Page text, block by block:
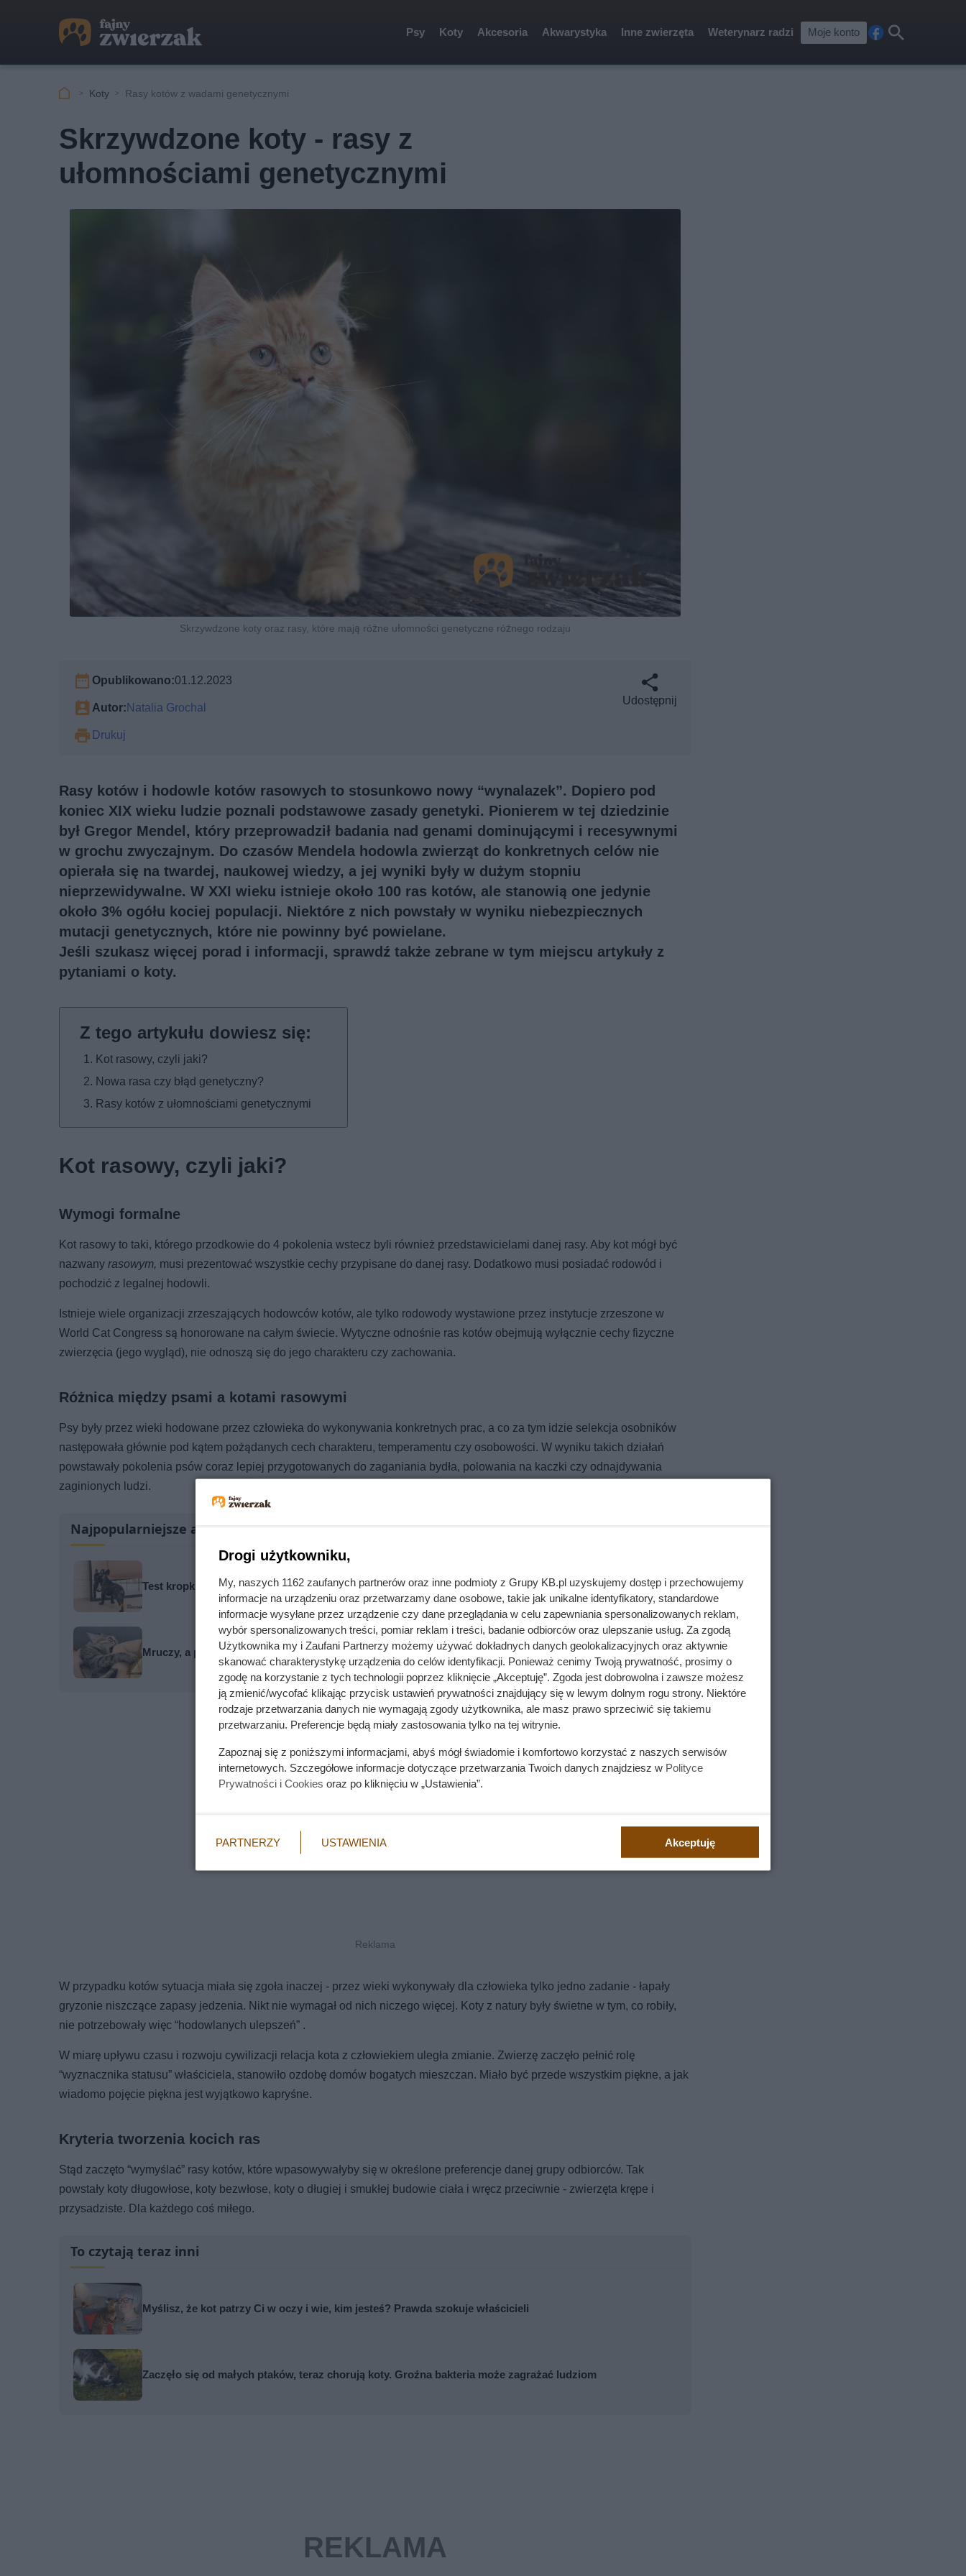
Psy Koty Akcesoria Akwarystyka Inne zwierzęta Weterynarz radzi Moje konto
cebkaj
Koty Rasy kotów z wadami genetycznymi
Skrzywdzone koty - rasy z
ułomnościami genetycznymi
Skrzywdzone koty oraz rasy, które mają różne ułomności genetyczne różnego rodzaju
Opublikowano:01.12.2023
Autor:Natalia Grochal
Drukuj
Udostępnij
Rasy kotów i hodowle kotów rasowych to stosunkowo nowy “wynalazek”. Dopiero pod
koniec XIX wieku ludzie poznali podstawowe zasady genetyki. Pionierem w tej dziedzinie
był Gregor Mendel, który przeprowadził badania nad genami dominującymi i recesywnymi
w grochu zwyczajnym. Do czasów Mendela hodowla zwierząt do konkretnych celów nie
opierała się na twardej, naukowej wiedzy, a jej wyniki były w dużym stopniu
nieprzewidywalne. W XXI wieku istnieje około 100 ras kotów, ale stanowią one jedynie
około 3% ogółu kociej populacji. Niektóre z nich powstały w wyniku niebezpiecznych
mutacji genetycznych, które nie powinny być powielane.
Jeśli szukasz więcej porad i informacji, sprawdź także zebrane w tym miejscu artykuły z
pytaniami o koty.
Kot rasowy, czyli jaki?
Nowa rasa czy błąd genetyczny?
Rasy kotów z ułomnościami genetycznymi
Kot rasowy, czyli jaki?
Wymogi formalne
Kot rasowy to taki, którego przodkowie do 4 pokolenia wstecz byli również przedstawicielami danej rasy. Aby kot mógł być
nazwany rasowym, musi prezentować wszystkie cechy przypisane do danej rasy. Dodatkowo musi posiadać rodowód i
pochodzić z legalnej hodowli.
Istnieje wiele organizacji zrzeszających hodowców kotów, ale tylko rodowody wystawione przez instytucje zrzeszone w
World Cat Congress są honorowane na całym świecie. Wytyczne odnośnie ras kotów obejmują wyłącznie cechy fizyczne
zwierzęcia (jego wygląd), nie odnoszą się do jego charakteru czy zachowania.
Różnica między psami a kotami rasowymi
Psy były przez wieki hodowane przez człowieka do wykonywania konkretnych prac, a co za tym idzie selekcja osobników
następowała głównie pod kątem pożądanych cech charakteru, temperamentu czy osobowości. W wyniku takich działań
powstawały pokolenia psów coraz lepiej przygotowanych do zaganiania bydła, polowania na kaczki czy odnajdywania
zaginionych ludzi.
Najpopularniejsze artykuły
Test kropki obnażył prawdę. Dlaczego pies nigdy nie zrozumie, czym jest lustro?
Mruczy, a po chwili nagle gryzie? Behawioryści ostrzegają przed popularnym błędem
W przypadku kotów sytuacja miała się zgoła inaczej - przez wieki wykonywały dla człowieka tylko jedno zadanie - łapały
gryzonie niszczące zapasy jedzenia. Nikt nie wymagał od nich niczego więcej. Koty z natury były świetne w tym, co robiły,
nie potrzebowały więc “hodowlanych ulepszeń” .
W miarę upływu czasu i rozwoju cywilizacji relacja kota z człowiekiem uległa zmianie. Zwierzę zaczęło pełnić rolę
“wyznacznika statusu” właściciela, stanowiło ozdobę domów bogatych mieszczan. Miało być przede wszystkim piękne, a jak
wiadomo pojęcie piękna jest wyjątkowo kapryśne.
Kryteria tworzenia kocich ras
Stąd zaczęto “wymyślać” rasy kotów, które wpasowywałyby się w określone preferencje danej grupy odbiorców. Tak
powstały koty długowłose, koty bezwłose, koty o długiej i smukłej budowie ciała i wręcz przeciwnie - zwierzęta krępe i
przysadziste. Dla każdego coś miłego.
To czytają teraz inni
Myślisz, że kot patrzy Ci w oczy i wie, kim jesteś? Prawda szokuje właścicieli
Zaczęło się od małych ptaków, teraz chorują koty. Groźna bakteria może zagrażać ludziom
Drogi użytkowniku,
My, naszych 1162 zaufanych partnerów oraz inne podmioty z Grupy KB.pl uzyskujemy dostęp i przechowujemy
informacje na urządzeniu oraz przetwarzamy dane osobowe, takie jak unikalne identyfikatory, standardowe
informacje wysyłane przez urządzenie czy dane przeglądania w celu zapewniania spersonalizowanych reklam,
wybór spersonalizowanych treści, pomiar reklam i treści, badanie odbiorców oraz ulepszanie usług. Za zgodą
Użytkownika my i Zaufani Partnerzy możemy używać dokładnych danych geolokalizacyjnych oraz aktywnie
skanować charakterystykę urządzenia do celów identyfikacji. Ponieważ cenimy Twoją prywatność, prosimy o
zgodę na korzystanie z tych technologii poprzez kliknięcie „Akceptuję”. Zgoda jest dobrowolna i zawsze możesz
ją zmienić/wycofać klikając przycisk ustawień prywatności znajdujący się w lewym dolnym rogu strony. Niektóre
rodzaje przetwarzania danych nie wymagają zgody użytkownika, ale masz prawo sprzeciwić się takiemu
przetwarzaniu. Preferencje będą miały zastosowania tylko na tej witrynie.
Zapoznaj się z poniższymi informacjami, abyś mógł świadomie i komfortowo korzystać z naszych serwisów
internetowych. Szczegółowe informacje dotyczące przetwarzania Twoich danych znajdziesz w Polityce
Prywatności i Cookies oraz po kliknięciu w „Ustawienia”.
PARTNERZY USTAWIENIA Akceptuję